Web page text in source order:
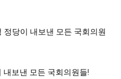
정당이 내보낸 모든 국회의원
내보낸 모든 국회의원들!